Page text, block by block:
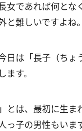
女であれば何と
と難しいですよね。
日は「長子（ちょ
ます。
」とは、最初に生
っ子の男性もいま